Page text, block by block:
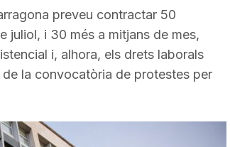
preveu contractar 50
juliol, i 30 més a mitjans de mes,
i, alhora, els drets laborals
la convocatòria de protestes per